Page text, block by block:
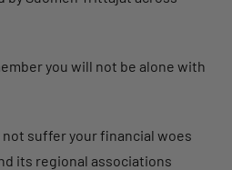
you will not be alone with
not suffer your financial woes
its regional associations